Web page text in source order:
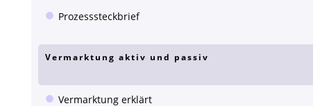
Prozesssteckbrief
Vermarktung aktiv und passiv
Vermarktung erklärt